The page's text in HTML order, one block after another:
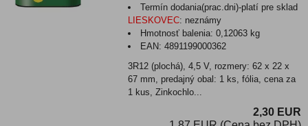
Termín dodania(prac.dni)-platí pre sklad
LIESKOVEC: neznámy
Hmotnosť balenia:0,12063 kg
EAN:4891199000362
3R12 (plochá), 4,5 V, rozmery: 62 x 22 x
67 mm, predajný obal: 1 ks, fólia, cena za
1 kus, Zinkochlo...
2,30 EUR